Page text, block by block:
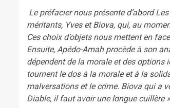
Le préfacier nous présente d’abord
méritants, Yves et Biova, qui, au
Ces choix d’objets nous mettent en
Ensuite, Apédo-Amah procède à son
dépendent de la morale et des options
tournent le dos à la morale et à la
malversations et le crime. Biova qui a
Diable, il faut avoir une longue cuillère »